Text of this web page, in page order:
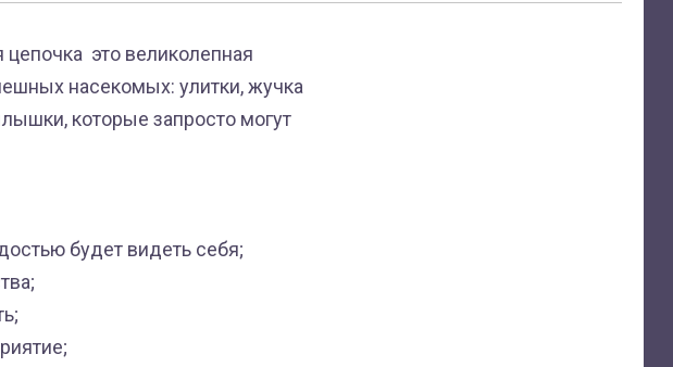
цепочка это великолепная
насекомых: улитки, жучка
которые запросто могут
будет видеть себя;